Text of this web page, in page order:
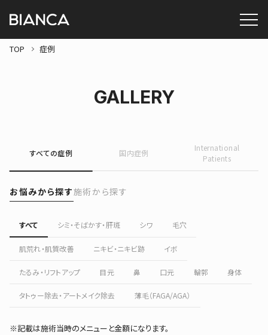
TOP 症例
GALLERY
すべての症例 国内症例
International
Patients
お悩みから探す施術から探す
すべて シミ・そばかす・肝斑 シワ 毛穴
肌荒れ・肌質改善 ニキビ・ニキビ跡 イボ
たるみ・リフトアップ 目元 鼻 口元 輪郭 身体
タトゥー除去・アートメイク除去 薄毛（FAGA/AGA）
※記載は施術当時のメニューと金額になります。